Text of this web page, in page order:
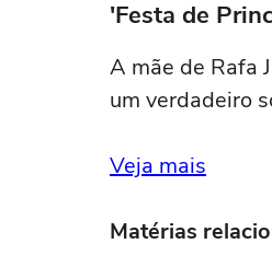
'Festa de
A mãe de Rafa
um verdadeiro
Veja mais
Matérias